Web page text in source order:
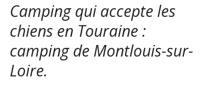
Camping qui accepte les
chiens en Touraine :
camping de Montlouis-sur-
Loire.